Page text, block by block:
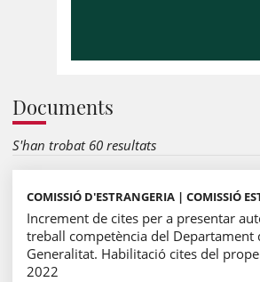
Documents
S'han trobat 60 resultats
COMISSIÓ D'ESTRANGERIA | COMISSIÓ
Increment de cites per a presentar
treball competència del Departament
Generalitat. Habilitació cites del
2022